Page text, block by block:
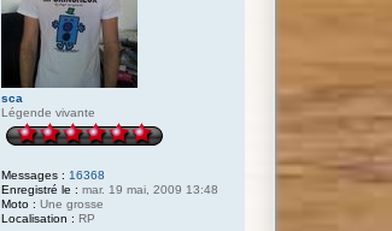
sca
Légende vivante
Messages : 16368
Enregistré le : mar. 19 mai, 2009 13:48
Moto : Une grosse
Localisation : RP